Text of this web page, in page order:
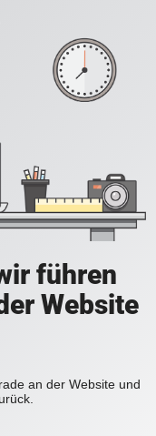
führen
Website
an der Website und